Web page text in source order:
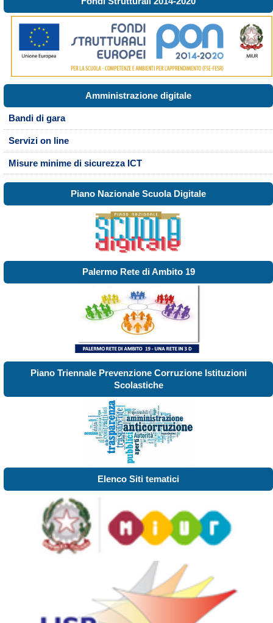
Amministrazione digitale
Bandi di gara
Servizi on line
Misure minime di sicurezza ICT
Piano Nazionale Scuola Digitale
Palermo Rete di Ambito 19
Piano Triennale Prevenzione Corruzione Istituzioni
Scolastiche
Elenco Siti tematici